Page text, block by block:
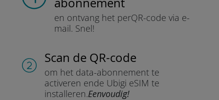
en ontvang het perQR-code via e-
mail. Snel!
Scan de QR-code
om het data-abonnement te
activeren ende Ubigi eSIM te
installeren.Eenvoudig!